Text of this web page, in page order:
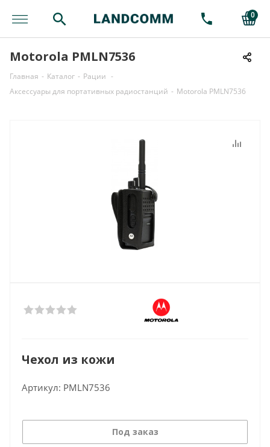
0
Motorola PMLN7536
Главная - Каталог - Рации -
Аксессуары для портативных радиостанций - Motorola PMLN7536
Чехол из кожи
Артикул: PMLN7536
Под заказ